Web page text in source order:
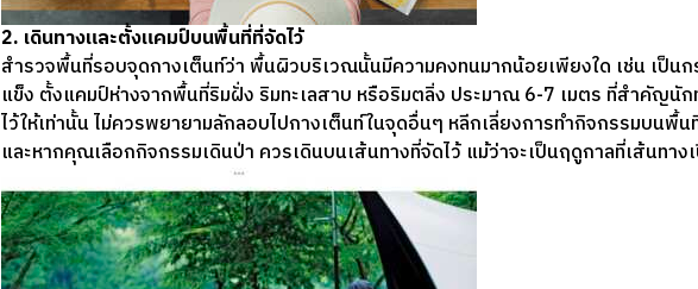
2. เดินทางและตั้งแคมป์บนพื้นที่ที่จัดไว้
สำรวจพื้นที่รอบจุดกางเต็นท์ว่า พื้นผิวบริเวณนั้นมีความคงทนมากน้อยเพียงใด เช่น เป็
แข็ง ตั้งแคมป์ห่างจากพื้นที่ริมฝั่ง ริมทะเลสาบ หรือริมตลิ่ง ประมาณ 6-7 เมตร ที่สำคัญนั
ไว้ให้เท่านั้น ไม่ควรพยายามลักลอบไปกางเต็นท์ในจุดอื่นๆ หลีกเลี่ยงการทำกิจกรรมบน
และหากคุณเลือกกิจกรรมเดินป่า ควรเดินบนเส้นทางที่จัดไว้ แม้ว่าจะเป็นฤดูกาลที่เส้นทาง